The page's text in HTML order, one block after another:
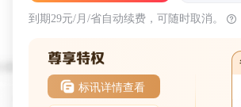
到期29元/月/省自动续费，可随时取消。
标讯详情查看